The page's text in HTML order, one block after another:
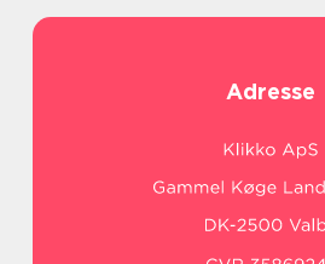
Adresse